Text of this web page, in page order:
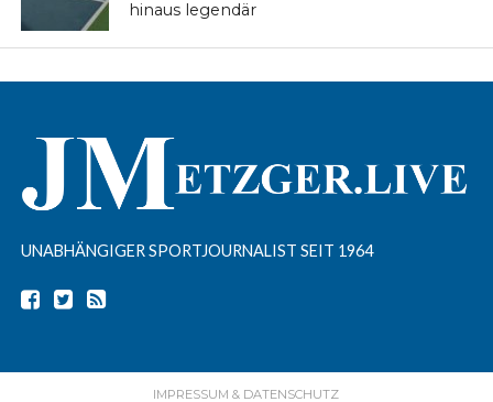
hinaus legendär
UNABHÄNGIGER SPORTJOURNALIST SEIT 1964
IMPRESSUM & DATENSCHUTZ